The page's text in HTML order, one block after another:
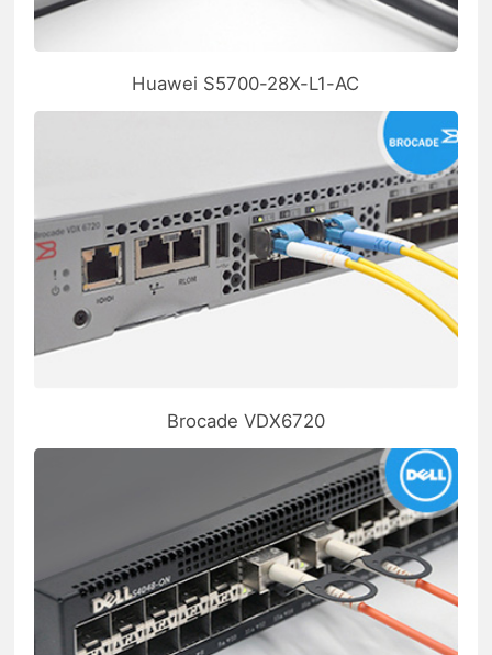
Huawei S5700-28X-L1-AC
Brocade VDX6720